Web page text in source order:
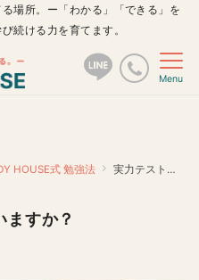
場所。ー「わかる」「できる」を
続ける力を育てます。
Menu
HOUSE式 勉強法 実力テスト対策できていますか？
ますか？